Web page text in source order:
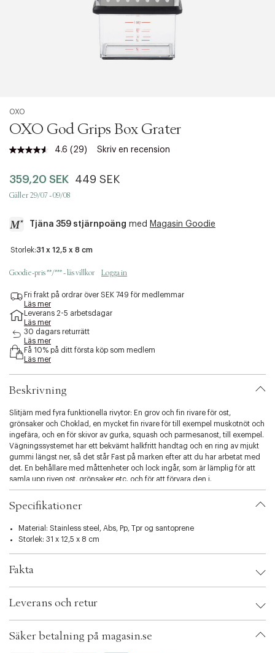
OXO
OXO God Grips Box Grater
4.6 Läs
recensioner.
Länk
(29) Skriv en recension
359,20 SEK 449 SEK
Gäller 29/07 - 09/08
Tjäna 359 stjärnpoäng med Magasin Goodie
a
c
s
i
b
l
t
.
a
r
i
a
t
i
o
.
e
l
t
n
Storlek:31 x 12,5 x 8 cm
Goodie-pris **/*** - läs villkor Logga in
Fri frakt på ordrar över SEK 749 för medlemmar
Läs mer
Leverans 2-5 arbetsdagar
Läs mer
30 dagars returrätt
Läs mer
Få 10% på ditt första köp som medlem
Läs mer
Beskrivning
Slitjärn med fyra funktionella rivytor: En grov och fin rivare för ost,
grönsaker och Choklad, en mycket fin rivare för till exempel muskotnöt och
ingefära, och en för skivor av gurka, squash och parmesanost, till exempel.
Vägningssystemet har ett bekvämt halkfritt handtag och en ring av mjukt
gummi längst ner, så det står Fast på marken efter att du har arbetat med
det. En behållare med måttenheter och lock ingår, som är lämplig för att
samla upp riven ost, grönsaker etc. och för att förvara den i.
Specifikationer
Material: Stainless steel, Abs, Pp, Tpr og santoprene
Storlek: 31 x 12,5 x 8 cm
Fakta
EAN: 719812005973
ID: AAGC24-0008
Leverans och retur
Säker betalning på magasin.se